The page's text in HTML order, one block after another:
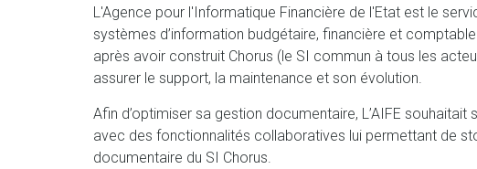
L'Agence pour l'Informatique Financière de l'Etat est le
systèmes d’information budgétaire, financière et
après avoir construit Chorus (le SI commun à tous les
assurer le support, la maintenance et son évolution.
Afin d’optimiser sa gestion documentaire, L’AIFE souhaitait
avec des fonctionnalités collaboratives lui permettant de
documentaire du SI Chorus.